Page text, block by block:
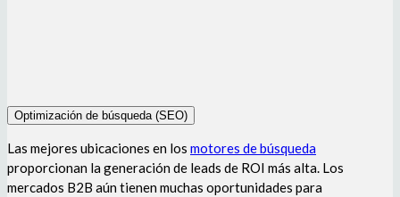
Optimización de búsqueda (SEO)
Las mejores ubicaciones en los motores de búsqueda
proporcionan la generación de leads de ROI más alta. Los
mercados B2B aún tienen muchas oportunidades para